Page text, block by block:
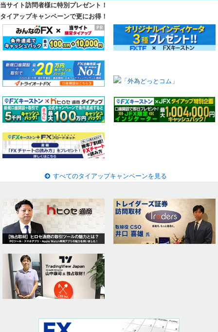
当サイト訪問者様に特別プレゼント！
タイアップキャンペーンで更にお得！
すべてのタイアップキャンペーンを見る